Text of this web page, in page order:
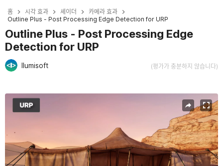
홈 시각 효과 셰이더
카메라 효과
Outline Plus - Post Processing Edge Detection for URP
Outline Plus - Post Processing Edge
Detection for URP
Ilumisoft (평가가 충분하지 않습니다)
현재 슬라이드: 1 / 8